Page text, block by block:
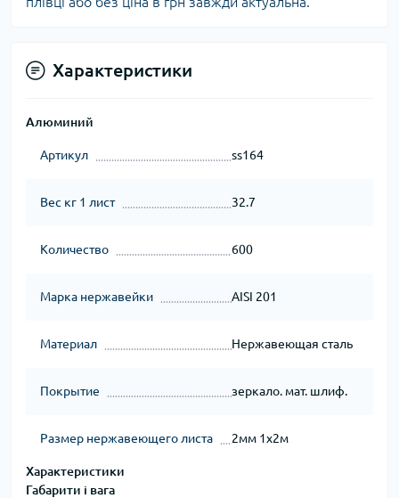
Характеристики
Алюминий
Артикул ss164
Вес кг 1 лист 32.7
Количество 600
Марка нержавейки AISI 201
Материал Нержавеющая сталь
Покрытие зеркало. мат. шлиф.
Размер нержавеющего листа 2мм 1х2м
Характеристики
Габарити і вага